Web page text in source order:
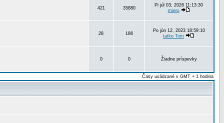
421 35880
Pi júl 03, 2026 11:13:30
miero
28 186
Po jún 12, 2023 18:59:10
tatko Tom
0 0 Žiadne príspevky
Časy uvádzané v GMT + 1 hodina